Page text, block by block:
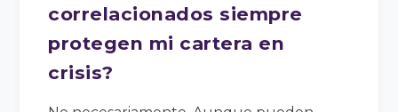
correlacionados siempre
protegen mi cartera en
crisis?